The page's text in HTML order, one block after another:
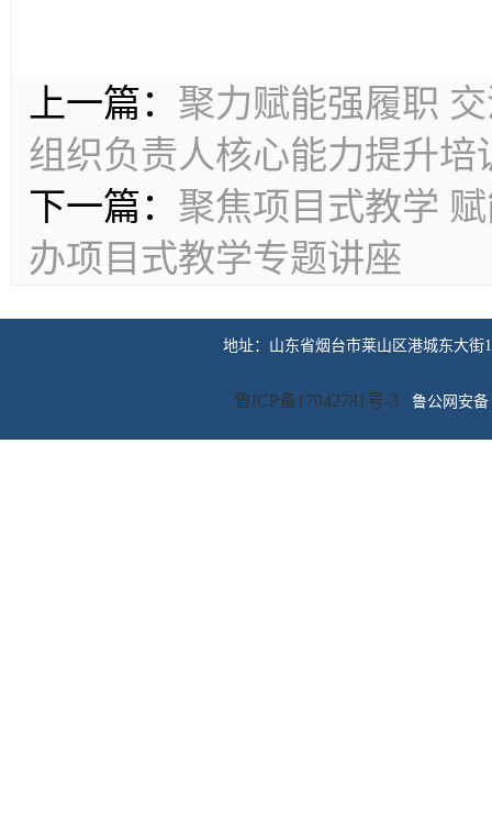
上一篇： 聚力赋能强履职
组织负责人核心能力提升
下一篇： 聚焦项目式教学
办项目式教学专题讲座
地址：山东省烟台市莱山区港城东大
鲁ICP备17042781号-3 鲁公网安备